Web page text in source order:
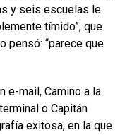
y seis escuelas le
tímido”, que
pensó: “parece que
e-mail, Camino a la
o Capitán
exitosa, en la que